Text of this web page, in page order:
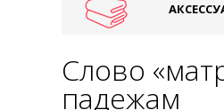
Слово
падежам